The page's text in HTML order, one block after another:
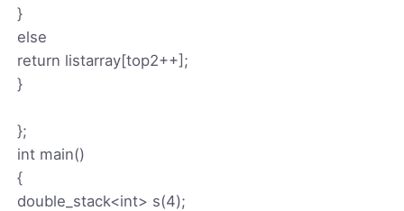
}
else
return listarray[top2++];
}
};
int main()
{
double_stack<int> s(4);